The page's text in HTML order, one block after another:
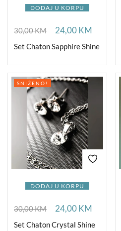
DODAJ U KORPU
30,00KM 24,00KM
Set Chaton Sapphire Shine
DODAJ U KORPU
SNIŽENO!
30,00KM 24,00KM
Set Chaton Crystal Shine